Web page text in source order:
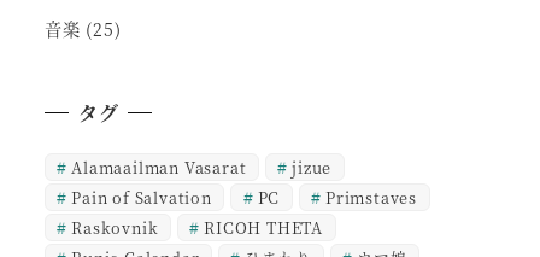
音楽 (25)
タグ
Alamaailman Vasarat
jizue
Pain of Salvation
PC
Primstaves
Raskovnik
RICOH THETA